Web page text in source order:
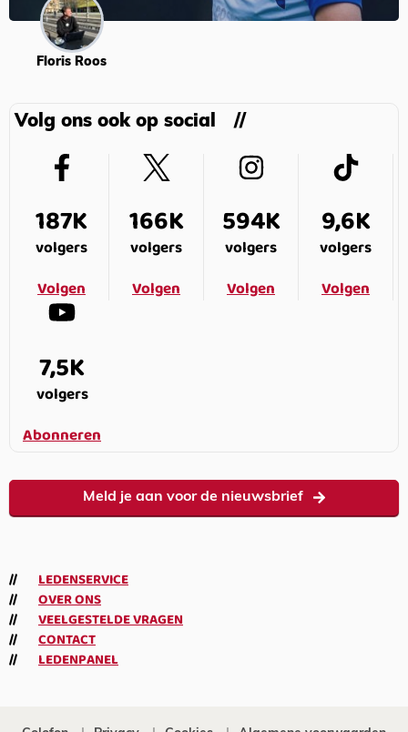
Floris Roos
Volg ons ook op social
187K
volgers
Volgen
166K
volgers
Volgen
594K
volgers
Volgen
9,6K
volgers
Volgen
7,5K
volgers
Abonneren
Meld je aan voor de nieuwsbrief
LEDENSERVICE
OVER ONS
VEELGESTELDE VRAGEN
CONTACT
LEDENPANEL